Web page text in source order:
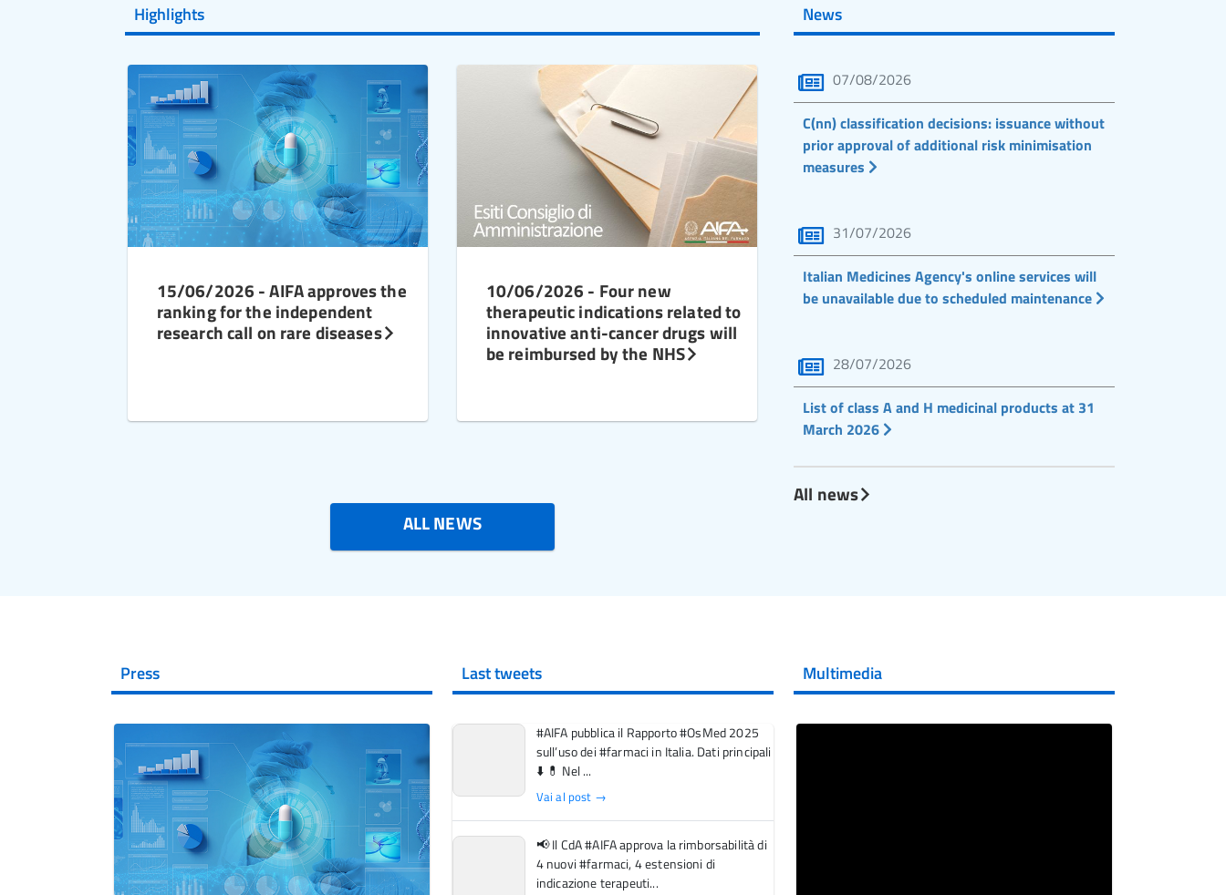
Highlights
15/06/2026 - AIFA approves the
ranking for the independent
research call on rare diseases
10/06/2026 - Four new
therapeutic indications related to
innovative anti-cancer drugs will
be reimbursed by the NHS
ALL NEWS
News
07/08/2026
C(nn) classification decisions: issuance without
prior approval of additional risk minimisation
measures
31/07/2026
Italian Medicines Agency's online services will
be unavailable due to scheduled maintenance
28/07/2026
List of class A and H medicinal products at 31
March 2026
All news
Press Last tweets
#AIFA pubblica il Rapporto #OsMed 2025
sull’uso dei #farmaci in Italia. Dati principali
⬇️ 💊 Nel ...
Vai al post →
📢 Il CdA #AIFA approva la rimborsabilità di
4 nuovi #farmaci, 4 estensioni di
indicazione terapeuti...
Multimedia